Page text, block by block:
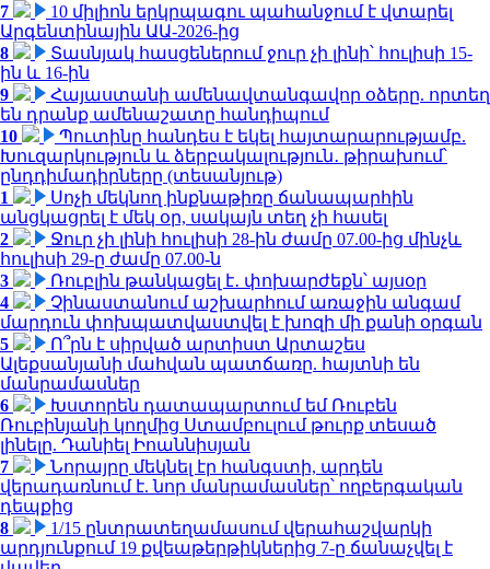
7
10 միլիոն երկրպագու պահանջում է վտարել
Արգենտինային ԱԱ-2026-ից
8
Տասնյակ հասցեներում ջուր չի լինի՝ հուլիսի 15-
ին և 16-ին
9
Հայաստանի ամենավտանգավոր օձերը. որտեղ
են դրանք ամենաշատը հանդիպում
10
Պուտինը հանդես է եկել հայտարարությամբ.
Խուզարկություն և ձերբակալություն․ թիրախում՝
ընդդիմադիրները (տեսանյութ)
1
Սոչի մեկնող ինքնաթիռը ճանապարհին
անցկացրել է մեկ օր, սակայն տեղ չի հասել
2
Ջուր չի լինի հուլիսի 28-ին ժամը 07.00-ից մինչև
հուլիսի 29-ը ժամը 07.00-ն
3
Ռուբլին թանկացել է․ փոխարժեքն՝ այսօր
4
Չինաստանում աշխարհում առաջին անգամ
մարդուն փոխպատվաստվել է խոզի մի քանի օրգան
5
Ո՞րն է սիրված արտիստ Արտաշես
Ալեքսանյանի մահվան պատճառը. հայտնի են
մանրամասներ
6
Խստորեն դատապարտում եմ Ռուբեն
Ռուբինյանի կողմից Ստամբուլում թուրք տեսած
լինելը. Դանիել Իոաննիսյան
7
Նորայրը մեկնել էր հանգստի, արդեն
վերադառնում է. նոր մանրամասներ՝ ողբերգական
դեպքից
8
1/15 ընտրատեղամասում վերահաշվարկի
արդյունքում 19 քվեաթերթիկներից 7-ը ճանաչվել է